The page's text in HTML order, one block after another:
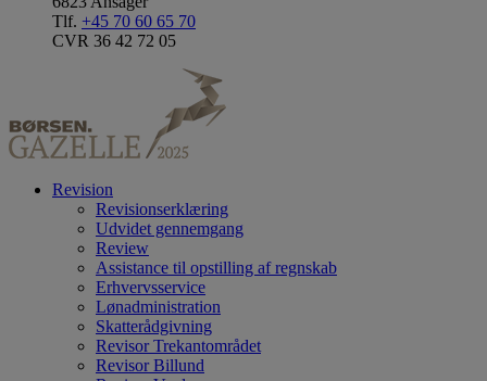
Tlf. +45 70 60 65 70
CVR 36 42 72 05
Revision
Revisionserklæring
Udvidet gennemgang
Review
Assistance til opstilling af regnskab
Erhvervsservice
Lønadministration
Skatterådgivning
Revisor Trekantområdet
Revisor Billund